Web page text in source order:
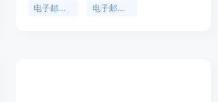
电子邮件验证
电子邮件清理